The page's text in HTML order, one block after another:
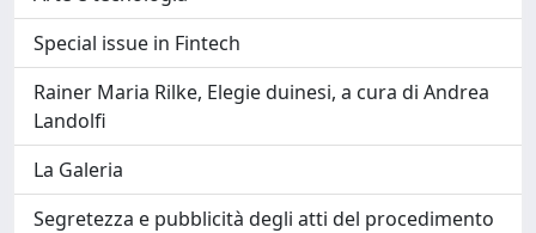
Special issue in Fintech
Rainer Maria Rilke, Elegie duinesi, a cura di Andrea
Landolfi
La Galeria
Segretezza e pubblicità degli atti del procedimento